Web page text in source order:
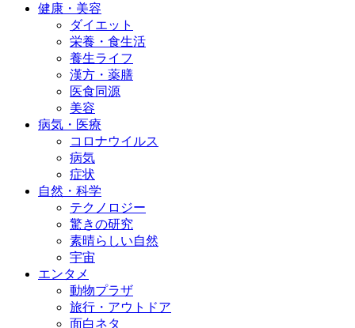
健康・美容
ダイエット
栄養・食生活
養生ライフ
漢方・薬膳
医食同源
美容
病気・医療
コロナウイルス
病気
症状
自然・科学
テクノロジー
驚きの研究
素晴らしい自然
宇宙
エンタメ
動物プラザ
旅行・アウトドア
面白ネタ